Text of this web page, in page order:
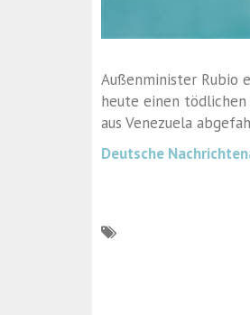
Außenminister Rubio
heute einen
aus Venezuela
Deutsche